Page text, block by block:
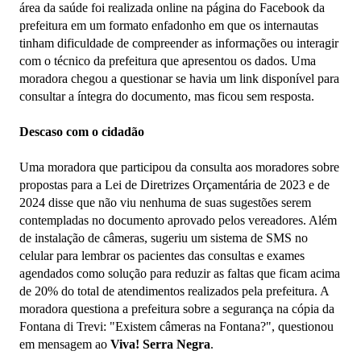
área da saúde foi realizada online na página do Facebook da
prefeitura em um formato enfadonho em que os internautas
tinham dificuldade de compreender as informações ou interagir
com o técnico da prefeitura que apresentou os dados. Uma
moradora chegou a questionar se havia um link disponível para
consultar a íntegra do documento, mas ficou sem resposta.
Descaso com o cidadão
Uma moradora que participou da consulta aos moradores sobre
propostas para a Lei de Diretrizes Orçamentária de 2023 e de
2024 disse que não viu nenhuma de suas sugestões serem
contempladas no documento aprovado pelos vereadores. Além
de instalação de câmeras, sugeriu um sistema de SMS no
celular para lembrar os pacientes das consultas e exames
agendados como solução para reduzir as faltas que ficam acima
de 20% do total de atendimentos realizados pela prefeitura. A
moradora questiona a prefeitura sobre a segurança na cópia da
Fontana di Trevi: "Existem câmeras na Fontana?", questionou
em mensagem ao Viva! Serra Negra.